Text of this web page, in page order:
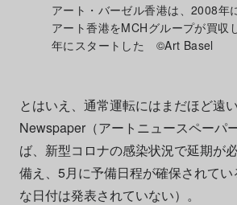
アート・バーゼル香港は、2008年
アート香港をMCHグループが買収
年にスタートした ©Art Basel
とはいえ、通常運転にはまだほど遠
Newspaper（アートニュースペーパ
ば、新型コロナの感染状況で延期が
備え、5月に予備日程が確保されて
な日付は発表されていない）。